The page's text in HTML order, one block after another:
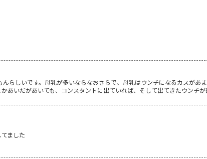
らしいです。母乳が多いならなおさらで、母乳はウンチになるカスがあ
あいだがあいても、コンスタントに出ていれば、そして出てきたウンチが
ました